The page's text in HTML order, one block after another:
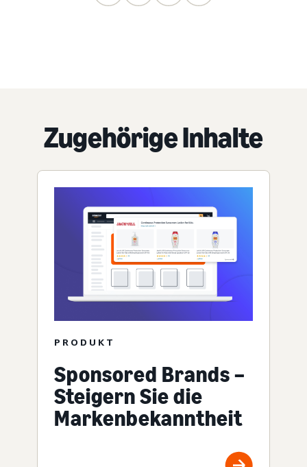
Zugehörige Inhalte
PRODUKT
Sponsored Brands –
Steigern Sie die
Markenbekanntheit